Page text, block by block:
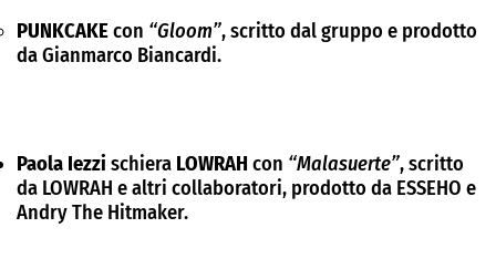
PUNKCAKEcon “Gloom”, scritto dal gruppo e prodotto
da Gianmarco Biancardi.
Paola Iezzi schiera LOWRAH con “Malasuerte”, scritto
da LOWRAH e altri collaboratori, prodotto da ESSEHO e
Andry The Hitmaker.